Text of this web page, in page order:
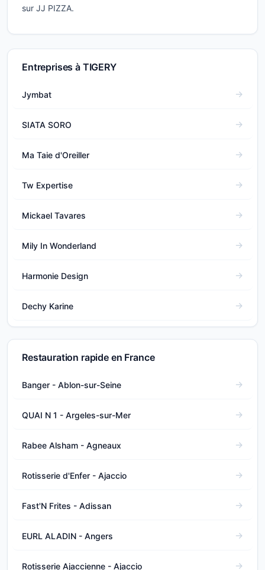
sur JJ PIZZA.
Entreprises à TIGERY
Jymbat
SIATA SORO
Ma Taie d'Oreiller
Tw Expertise
Mickael Tavares
Mily In Wonderland
Harmonie Design
Dechy Karine
Restauration rapide en France
Banger - Ablon-sur-Seine
QUAI N 1 - Argeles-sur-Mer
Rabee Alsham - Agneaux
Rotisserie d'Enfer - Ajaccio
Fast'N Frites - Adissan
EURL ALADIN - Angers
Rotisserie Ajaccienne - Ajaccio